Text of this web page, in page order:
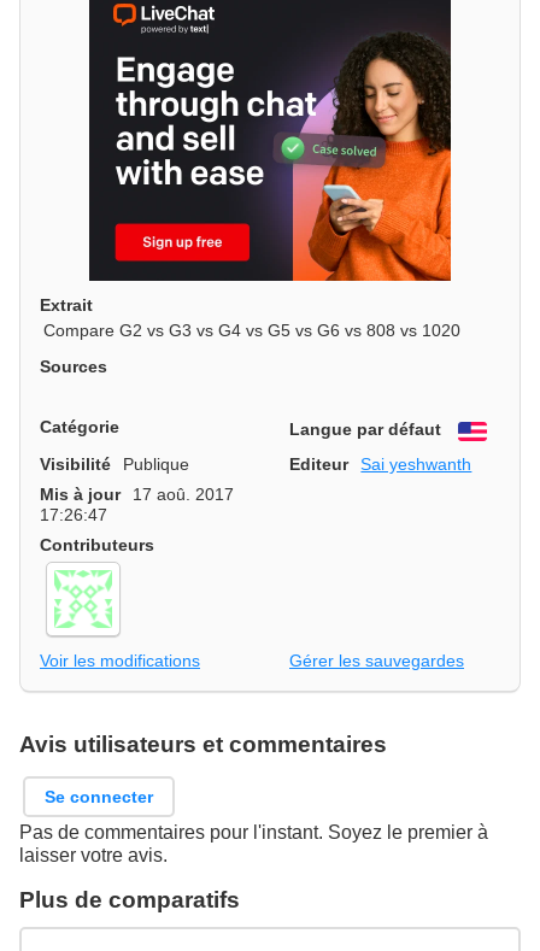
Extrait
Compare G2 vs G3 vs G4 vs G5 vs G6 vs 808 vs 1020
Sources
Catégorie Langue par défaut
Visibilité
Publique Editeur
Sai yeshwanth
Mis à jour
17 aoû. 2017
17:26:47
Contributeurs
Voir les modifications Gérer les sauvegardes
Avis utilisateurs et commentaires
Se connecter
Pas de commentaires pour l'instant. Soyez le premier à
laisser votre avis.
Plus de comparatifs